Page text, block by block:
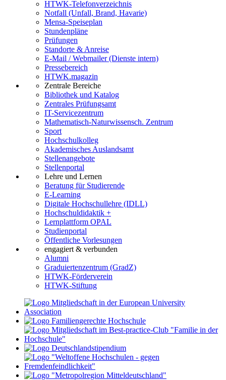
HTWK-Telefonverzeichnis
Notfall (Unfall, Brand, Havarie)
Mensa-Speiseplan
Stundenpläne
Prüfungen
Standorte & Anreise
E-Mail / Webmailer (Dienste intern)
Pressebereich
HTWK.magazin
Zentrale Bereiche
Bibliothek und Katalog
Zentrales Prüfungsamt
IT-Servicezentrum
Mathematisch-Naturwissensch. Zentrum
Sport
Hochschulkolleg
Akademisches Auslandsamt
Stellenangebote
Stellenportal
Lehre und Lernen
Beratung für Studierende
E-Learning
Digitale Hochschullehre (IDLL)
Hochschuldidaktik +
Lernplattform OPAL
Studienportal
Öffentliche Vorlesungen
engagiert & verbunden
Alumni
Graduiertenzentrum (GradZ)
HTWK-Förderverein
HTWK-Stiftung